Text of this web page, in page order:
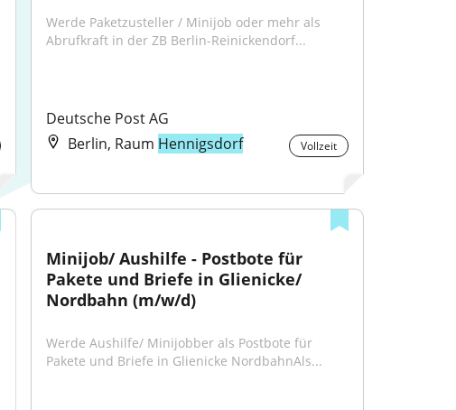
Werde Paketzusteller / Minijob oder mehr als
Abrufkraft in der ZB Berlin-Reinickendorf...
Deutsche Post AG
Berlin, Raum Hennigsdorf Vollzeit
Minijob/ Aushilfe - Postbote für
Pakete und Briefe in Glienicke/
Nordbahn (m/w/d)
Werde Aushilfe/ Minijobber als Postbote für
Pakete und Briefe in Glienicke NordbahnAls...